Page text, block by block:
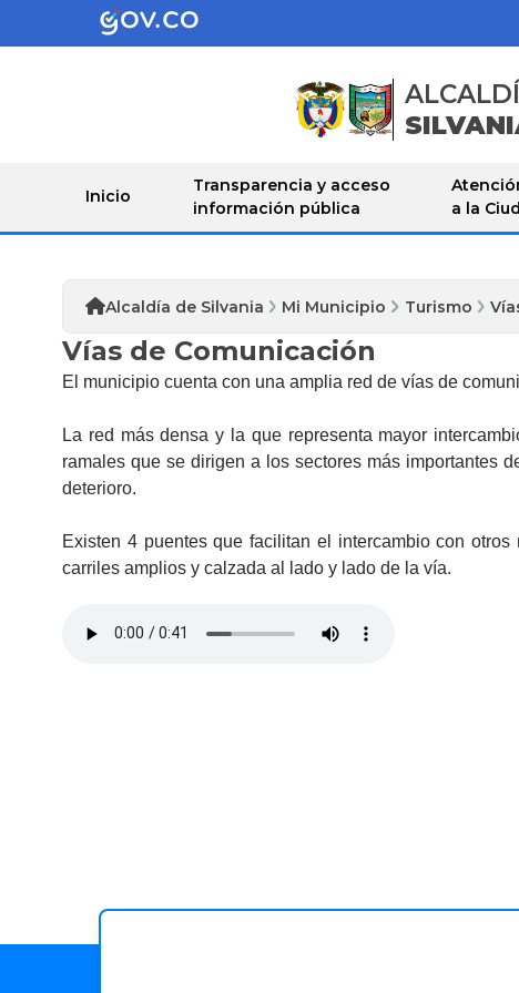
Inicio
Transparencia y acceso
información pública
a la
Alcaldía de Silvania Mi Municipio Turismo
Vías de Comunicación
​El municipio cuenta con una amplia red de vías de
La red más densa y la que representa mayor
ramales que se dirigen a los sectores más importantes
deterioro.
Existen 4 puentes que facilitan el intercambio con
carriles amplios y calzada al lado y lado de la vía.